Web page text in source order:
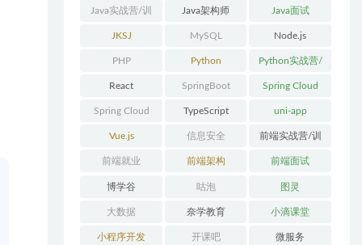
营/体系课
Java实战营/训
练营/体系课
Java架构师 Java面试
JKSJ MySQL Node.js
PHP Python Python实战营/
训练营/体系课
React SpringBoot Spring Cloud
Spring Cloud
Alibaba
TypeScript uni-app
Vue.js 信息安全 前端实战营/训
练营/体系课
前端就业 前端架构 前端面试
博学谷 咕泡 图灵
大数据 奈学教育 小滴课堂
小程序开发 开课吧 微服务